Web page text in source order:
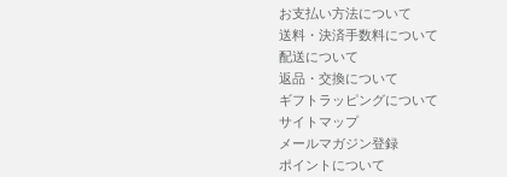
お支払い方法について
送料・決済手数料について
配送について
返品・交換について
ギフトラッピングについて
サイトマップ
メールマガジン登録
ポイントについて